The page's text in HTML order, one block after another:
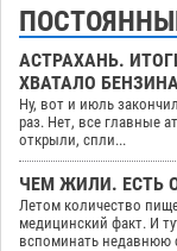
АСТРАХАНЬ.
ХВАТАЛО
Ну, вот и июль
раз. Нет, все главные
открыли, спли...
ЧЕМ ЖИЛИ. ЕСТЬ
Летом количество
медицинский факт. И
вспоминать недавнюю